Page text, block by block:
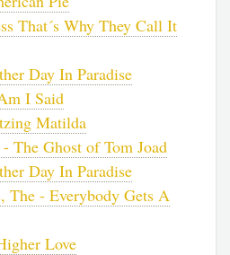
That´s Why They Call It
Day In Paradise
I Said
Matilda
The Ghost of Tom Joad
Day In Paradise
The - Everybody Gets A
Love